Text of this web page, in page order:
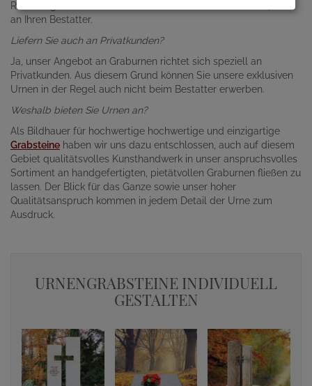
Rechnungsadresse abweichende Anschrift liefern lassen, etwa
an Ihren Bestatter.
Liefern Sie auch an Privatkunden?
Ja, unser Angebot an Graburnen richtet sich speziell an
Privatkunden. Aus diesem Grund können Sie unsere exklusiven
Urnen in der Regel auch nicht beim Bestatter erwerben.
Weshalb bieten Sie Urnen an?
Als Bildhauer für hochwertige hochwertige und einzigartige
Grabsteine haben wir uns dazu entschlossen, auch auf diesem
Gebiet qualitätsvolles Kunsthandwerk in unser anspruchsvolles
Sortiment an handgefertigten, pietätvollen Graburnen fließen zu
lassen. Der Blick für das Ganze sowie unser hoher
Qualitätsanspruch kommen in jedem Detail der Urne zum
Ausdruck.
URNENGRABSTEINE INDIVIDUELL
GESTALTEN